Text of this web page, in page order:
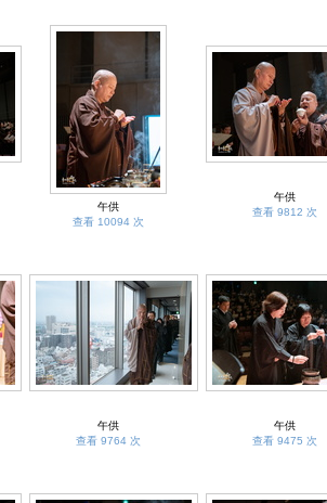
午供
查看 10094 次
午供
查看 9812 次
午供
查看 9764 次
午供
查看 9475 次